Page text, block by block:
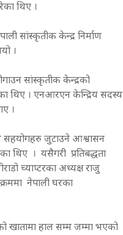
थिए ।
सांस्कृतीक केन्द्र निर्माण
।
सांस्कृतीक केन्द्रको
थिए । एनआरएन केन्द्रिय सदस्य
।
सहयोगहरु जुटाउने आश्वासन
थिए । यसैगरी प्रतिबद्धता
च्याप्टरका अध्यक्ष राजु
नेपाली घरका
खातामा हाल सम्म जम्मा भएको